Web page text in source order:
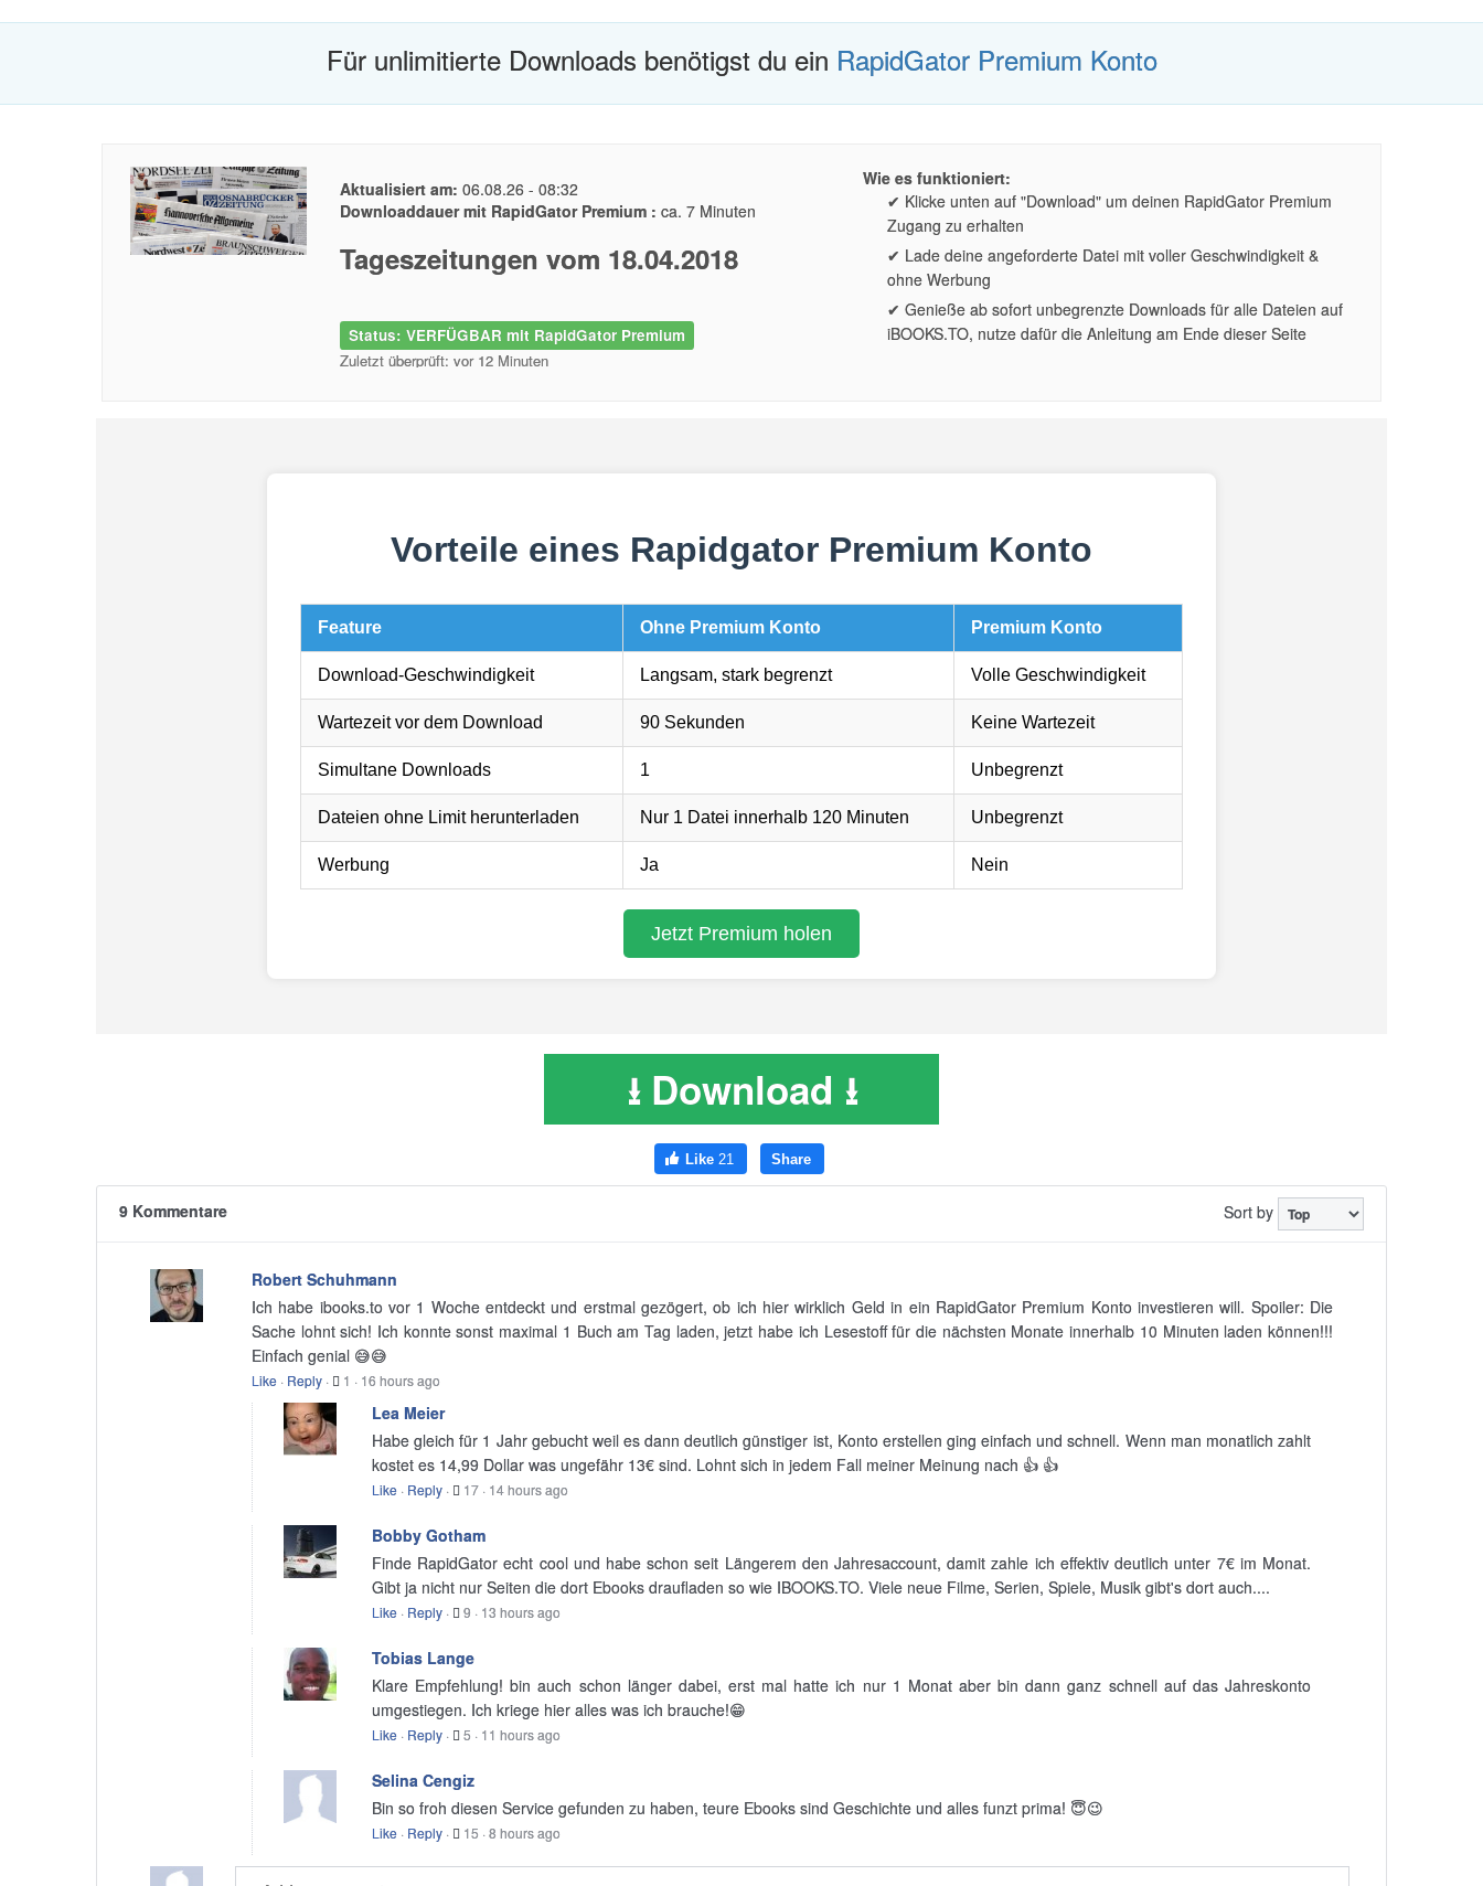
Für unlimitierte Downloads benötigst du ein RapidGator Premium Konto
Aktualisiert am: 06.08.26 - 08:32
Downloaddauer mit RapidGator Premium : ca. 7 Minuten
Tageszeitungen vom 18.04.2018
Status: VERFÜGBAR mit RapidGator Premium
Zuletzt überprüft: vor 12 Minuten
Wie es funktioniert:
✔ Klicke unten auf "Download" um deinen RapidGator Premium
Zugang zu erhalten
✔ Lade deine angeforderte Datei mit voller Geschwindigkeit &
ohne Werbung
✔ Genieße ab sofort unbegrenzte Downloads für alle Dateien auf
iBOOKS.TO, nutze dafür die Anleitung am Ende dieser Seite
⭳ Download ⭳
9 Kommentare Sort by
Robert Schuhmann
Ich habe ibooks.to vor 1 Woche entdeckt und erstmal gezögert, ob ich hier wirklich Geld in ein RapidGator Premium Konto investieren will. Spoiler: Die
Sache lohnt sich! Ich konnte sonst maximal 1 Buch am Tag laden, jetzt habe ich Lesestoff für die nächsten Monate innerhalb 10 Minuten laden können!!!
Einfach genial 😅😅
Like · Reply · 1 · 16 hours ago
Lea Meier
Habe gleich für 1 Jahr gebucht weil es dann deutlich günstiger ist, Konto erstellen ging einfach und schnell. Wenn man monatlich zahlt
kostet es 14,99 Dollar was ungefähr 13€ sind. Lohnt sich in jedem Fall meiner Meinung nach 👍 👍
Like · Reply · 17 · 14 hours ago
Bobby Gotham
Finde RapidGator echt cool und habe schon seit Längerem den Jahresaccount, damit zahle ich effektiv deutlich unter 7€ im Monat.
Gibt ja nicht nur Seiten die dort Ebooks draufladen so wie IBOOKS.TO. Viele neue Filme, Serien, Spiele, Musik gibt's dort auch....
Like · Reply · 9 · 13 hours ago
Tobias Lange
Klare Empfehlung! bin auch schon länger dabei, erst mal hatte ich nur 1 Monat aber bin dann ganz schnell auf das Jahreskonto
umgestiegen. Ich kriege hier alles was ich brauche!😁
Like · Reply · 5 · 11 hours ago
Selina Cengiz
Bin so froh diesen Service gefunden zu haben, teure Ebooks sind Geschichte und alles funzt prima! 😇😉
Like · Reply · 15 ·8 hours ago